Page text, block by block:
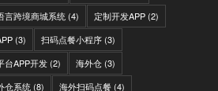
言跨境商城系统(4) 定制开发APP(2)
(3) 扫码点餐小程序(3)
台APP开发(2) 海外仓(3)
仓系统(8) 海外扫码点餐(4)